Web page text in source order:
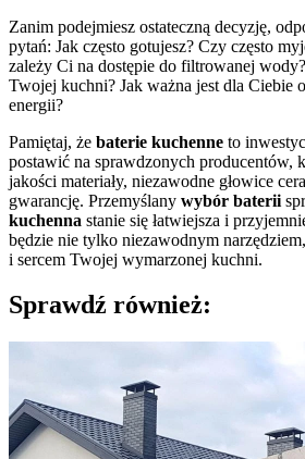
Zanim podejmiesz ostateczną decyzję,
pytań: Jak często gotujesz? Czy często
zależy Ci na dostępie do filtrowanej
Twojej kuchni? Jak ważna jest dla Ciebie
energii?
Pamiętaj, że baterie kuchenne to
postawić na sprawdzonych producentów,
jakości materiały, niezawodne głowice
gwarancję. Przemyślany wybór baterii
kuchenna stanie się łatwiejsza i
będzie nie tylko niezawodnym
i sercem Twojej wymarzonej kuchni.
Sprawdź również: